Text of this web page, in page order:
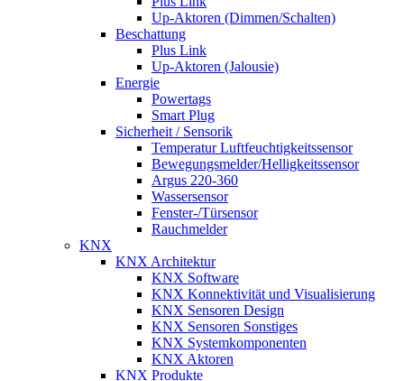
Up-Aktoren (Dimmen/Schalten)
Beschattung
Plus Link
Up-Aktoren (Jalousie)
Energie
Powertags
Smart Plug
Sicherheit / Sensorik
Temperatur Luftfeuchtigkeitssensor
Bewegungsmelder/Helligkeitssensor
Argus 220-360
Wassersensor
Fenster-/Türsensor
Rauchmelder
KNX
KNX Architektur
KNX Software
KNX Konnektivität und Visualisierung
KNX Sensoren Design
KNX Sensoren Sonstiges
KNX Systemkomponenten
KNX Aktoren
KNX Produkte